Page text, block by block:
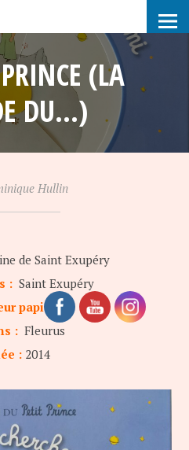
(LA
DU…)
Hullin
de Saint Exupéry
: Saint Exupéry
papier :
: Fleurus
: 2014